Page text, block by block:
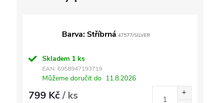
Barva: Stříbrná 47577/SILVER
Skladem 1 ks
EAN: 6958947193719
Můžeme doručit do 11.8.2026
799 Kč/ ks